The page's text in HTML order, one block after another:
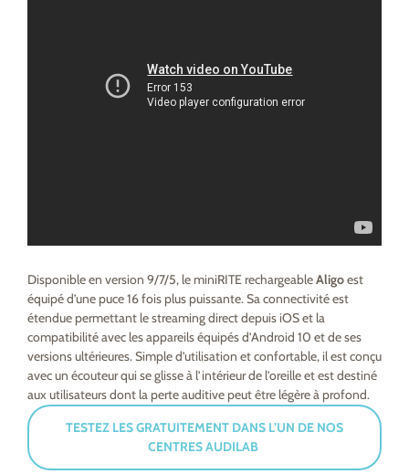
Disponible en version 9/7/5, le miniRITE rechargeableAligoest
équipé d’une puce 16 fois plus puissante. Sa connectivité est
étendue permettant le streaming direct depuis iOS et la
compatibilité avec les appareils équipés d’Android 10 et de ses
versions ultérieures. Simple d’utilisation et confortable, il est conçu
avec un écouteur qui se glisse à l’intérieur de l’oreille et est destiné
aux utilisateurs dont la perte auditive peut être légère à profond.
TESTEZ LES GRATUITEMENT DANS L’UN DE NOS
CENTRES AUDILAB